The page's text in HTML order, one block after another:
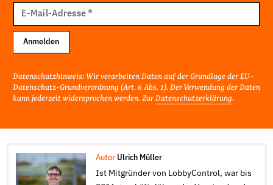
Mail
Adresse
E-Mail-Adresse*
Anmelden
Datenschutzhinweis: Wir verarbeiten Daten auf der Grundlage der EU-
Datenschutz-Grundverordnung (Art. 6 Abs. 1). Der Verwendung der Daten
kann jederzeit widersprochen werden. Zur Datenschutzerklärung.
Autor Ulrich Müller
Ist Mitgründer von LobbyControl, war bis